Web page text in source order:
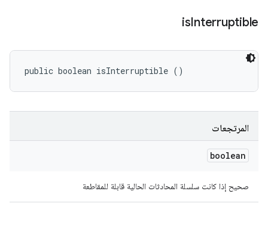
isInterruptible
public boolean isInterruptible ()
المرتجعات
boolean
صحيح إذا كانت سلسلة المحادثات الحالية قابلة للمقاطعة